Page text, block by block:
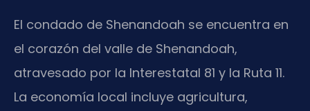
El condado de Shenandoah se encuentra en
el corazón del valle de Shenandoah,
atravesado por la Interestatal 81 y la Ruta 11.
La economía local incluye agricultura,